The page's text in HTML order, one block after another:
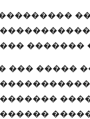
�������
��� �����